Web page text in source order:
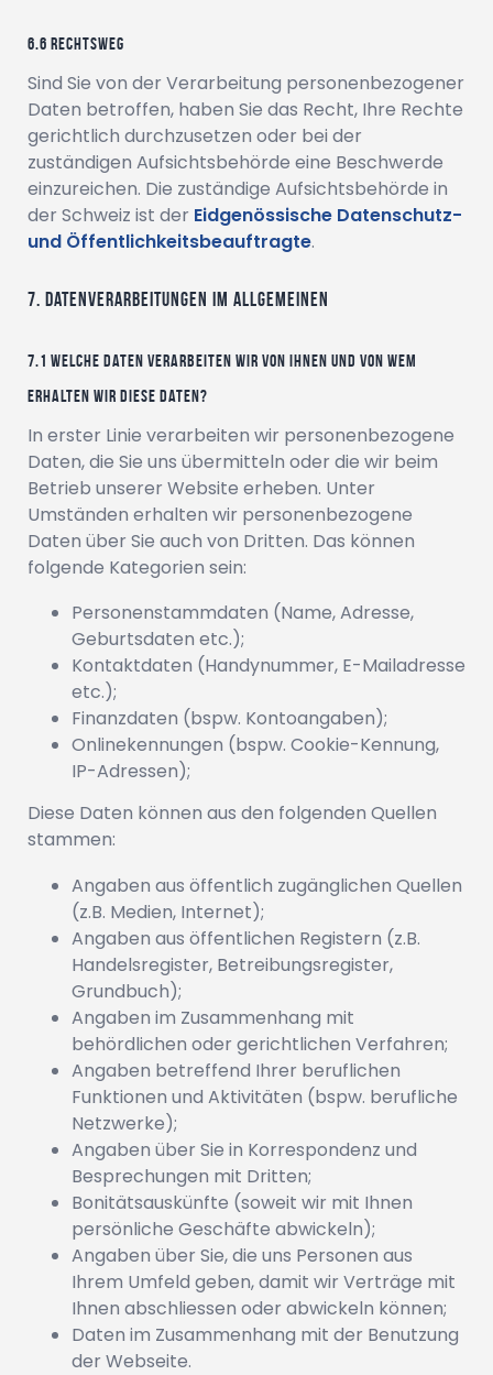
Rechtsweg
Sind Sie von der Verarbeitung personenbezogener
Daten betroffen, haben Sie das Recht, Ihre Rechte
gerichtlich durchzusetzen oder bei der
zuständigen Aufsichtsbehörde eine Beschwerde
einzureichen. Die zuständige Aufsichtsbehörde in
der Schweiz ist der Eidgenössische Datenschutz-
und Öffentlichkeitsbeauftragte.
Datenverarbeitungen im Allgemeinen
Welche Daten verarbeiten wir von Ihnen und von wem
erhalten wir diese Daten?
In erster Linie verarbeiten wir personenbezogene
Daten, die Sie uns übermitteln oder die wir beim
Betrieb unserer Website erheben. Unter
Umständen erhalten wir personenbezogene
Daten über Sie auch von Dritten. Das können
folgende Kategorien sein:
Personenstammdaten (Name, Adresse,
Geburtsdaten etc.);
Kontaktdaten (Handynummer, E-Mailadresse
etc.);
Finanzdaten (bspw. Kontoangaben);
Onlinekennungen (bspw. Cookie-Kennung,
IP-Adressen);
Diese Daten können aus den folgenden Quellen
stammen:
Angaben aus öffentlich zugänglichen Quellen
(z.B. Medien, Internet);
Angaben aus öffentlichen Registern (z.B.
Handelsregister, Betreibungsregister,
Grundbuch);
Angaben im Zusammenhang mit
behördlichen oder gerichtlichen Verfahren;
Angaben betreffend Ihrer beruflichen
Funktionen und Aktivitäten (bspw. berufliche
Netzwerke);
Angaben über Sie in Korrespondenz und
Besprechungen mit Dritten;
Bonitätsauskünfte (soweit wir mit Ihnen
persönliche Geschäfte abwickeln);
Angaben über Sie, die uns Personen aus
Ihrem Umfeld geben, damit wir Verträge mit
Ihnen abschliessen oder abwickeln können;
Daten im Zusammenhang mit der Benutzung
der Webseite.